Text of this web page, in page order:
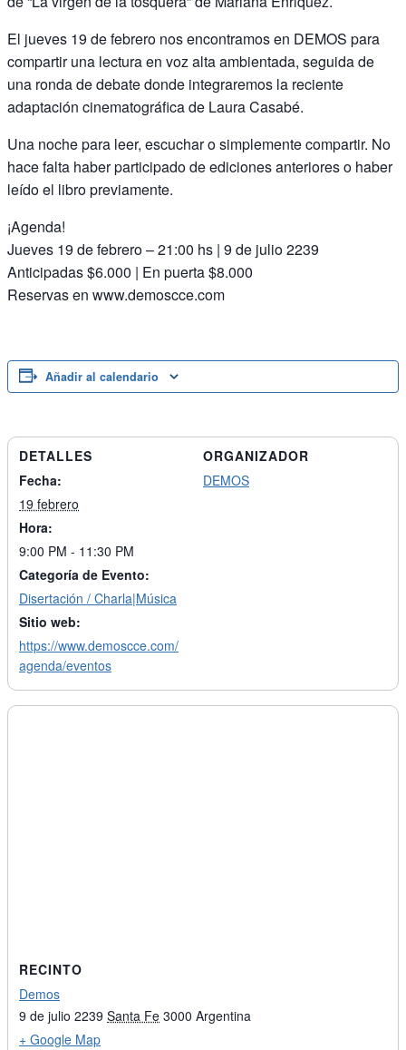
El jueves 19 de febrero nos encontramos en DEMOS para
compartir una lectura en voz alta ambientada, seguida de
una ronda de debate donde integraremos la reciente
adaptación cinematográfica de Laura Casabé.
Una noche para leer, escuchar o simplemente compartir. No
hace falta haber participado de ediciones anteriores o haber
leído el libro previamente.
¡Agenda!
Jueves 19 de febrero – 21:00 hs | 9 de julio 2239
Anticipadas $6.000 | En puerta $8.000
Reservas en www.demoscce.com
Añadir al calendario
DETALLES
Fecha:
19 febrero
Hora:
9:00 PM - 11:30 PM
Categoría de Evento:
Disertación / Charla|Música
Sitio web:
https://www.demoscce.com/
agenda/eventos
ORGANIZADOR
DEMOS
RECINTO
Demos
9 de julio 2239 Santa Fe 3000 Argentina
+ Google Map